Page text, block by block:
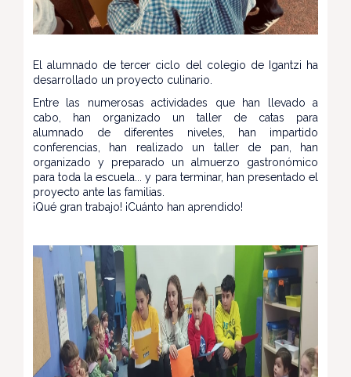
El alumnado de tercer ciclo del colegio de Igantzi ha
desarrollado un proyecto culinario.
Entre las numerosas actividades que han llevado a
cabo, han organizado un taller de catas para
alumnado de diferentes niveles, han impartido
conferencias, han realizado un taller de pan, han
organizado y preparado un almuerzo gastronómico
para toda la escuela... y para terminar, han presentado el
proyecto ante las familias.
¡Qué gran trabajo! ¡Cuánto han aprendido!